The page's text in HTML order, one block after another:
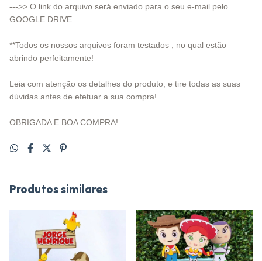
--->> O link do arquivo será enviado para o seu e-mail pelo
GOOGLE DRIVE.
**Todos os nossos arquivos foram testados , no qual estão
abrindo perfeitamente!
Leia com atenção os detalhes do produto, e tire todas as suas
dúvidas antes de efetuar a sua compra!
OBRIGADA E BOA COMPRA!
Produtos similares